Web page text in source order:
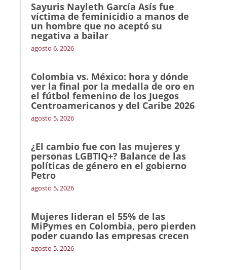
Sayuris Nayleth García Asís fue
víctima de feminicidio a manos de
un hombre que no aceptó su
negativa a bailar
agosto 6, 2026
Colombia vs. México: hora y dónde
ver la final por la medalla de oro en
el fútbol femenino de los Juegos
Centroamericanos y del Caribe 2026
agosto 5, 2026
¿El cambio fue con las mujeres y
personas LGBTIQ+? Balance de las
políticas de género en el gobierno
Petro
agosto 5, 2026
Mujeres lideran el 55% de las
MiPymes en Colombia, pero pierden
poder cuando las empresas crecen
agosto 5, 2026